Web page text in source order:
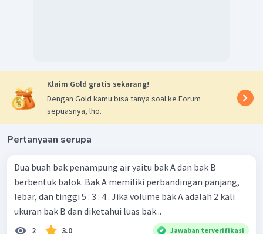
Klaim Gold gratis sekarang!
Dengan Gold kamu bisa tanya soal ke Forum
sepuasnya, lho.
Pertanyaan serupa
Dua buah bak penampung air yaitu bak A dan bak B
berbentuk balok. Bak A memiliki perbandingan panjang,
lebar, dan tinggi 5 : 3 : 4 . Jika volume bak A adalah 2 kali
ukuran bak B dan diketahui luas bak...
2 3.0 Jawaban terverifikasi